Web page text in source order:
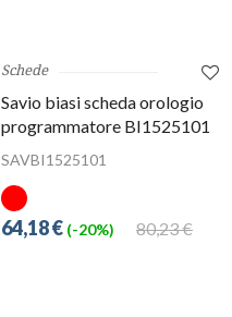
Schede
Savio biasi scheda orologio
programmatore BI1525101
SAVBI1525101
80,23 €
64,18 € (-20%)